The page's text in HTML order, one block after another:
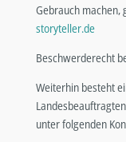
Gebrauch machen,
storyteller.de
Beschwerderecht
Weiterhin besteht
unter folgenden